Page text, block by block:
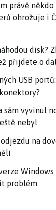
právě
ohrožuje i
disk?
přijdete o
USB
sám vyvinul
nebyl
na
Windows
problém